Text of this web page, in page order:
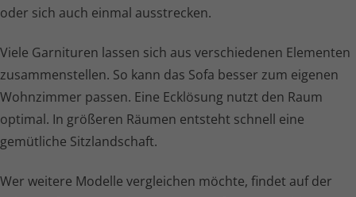
oder sich auch einmal ausstrecken.
Viele Garnituren lassen sich aus verschiedenen Elementen
zusam­men­stellen. So kann das Sofa besser zum eigenen
Wohnzimmer passen. Eine Ecklösung nutzt den Raum
optimal. In größeren Räumen entsteht schnell eine
gemütliche Sitzlandschaft.
Wer weitere Modelle vergleichen möchte, findet auf der